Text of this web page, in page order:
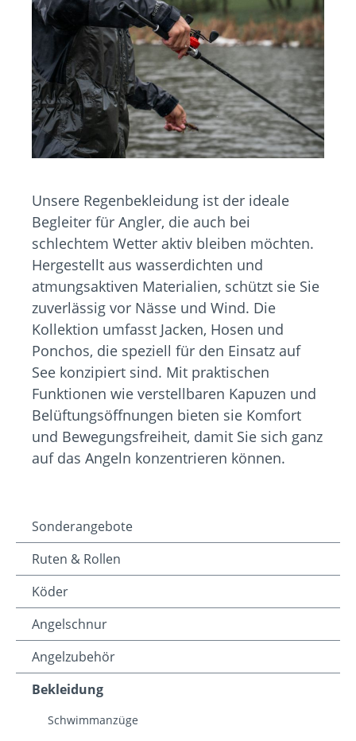
Unsere Regenbekleidung ist der ideale
Begleiter für Angler, die auch bei
schlechtem Wetter aktiv bleiben möchten.
Hergestellt aus wasserdichten und
atmungsaktiven Materialien, schützt sie Sie
zuverlässig vor Nässe und Wind. Die
Kollektion umfasst Jacken, Hosen und
Ponchos, die speziell für den Einsatz auf
See konzipiert sind. Mit praktischen
Funktionen wie verstellbaren Kapuzen und
Belüftungsöffnungen bieten sie Komfort
und Bewegungsfreiheit, damit Sie sich ganz
auf das Angeln konzentrieren können.
Sonderangebote
Ruten & Rollen
Köder
Angelschnur
Angelzubehör
Bekleidung
Schwimmanzüge